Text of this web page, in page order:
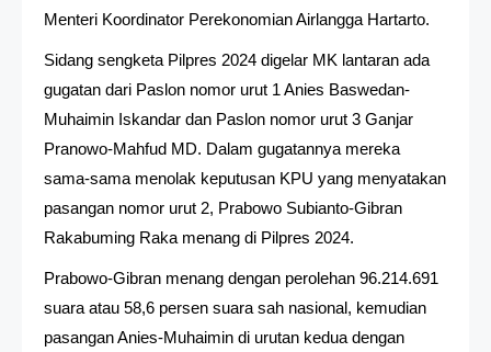
Menteri Koordinator Perekonomian Airlangga Hartarto.
Sidang sengketa Pilpres 2024 digelar MK lantaran ada
gugatan dari Paslon nomor urut 1 Anies Baswedan-
Muhaimin Iskandar dan Paslon nomor urut 3 Ganjar
Pranowo-Mahfud MD. Dalam gugatannya mereka
sama-sama menolak keputusan KPU yang menyatakan
pasangan nomor urut 2, Prabowo Subianto-Gibran
Rakabuming Raka menang di Pilpres 2024.
Prabowo-Gibran menang dengan perolehan 96.214.691
suara atau 58,6 persen suara sah nasional, kemudian
pasangan Anies-Muhaimin di urutan kedua dengan